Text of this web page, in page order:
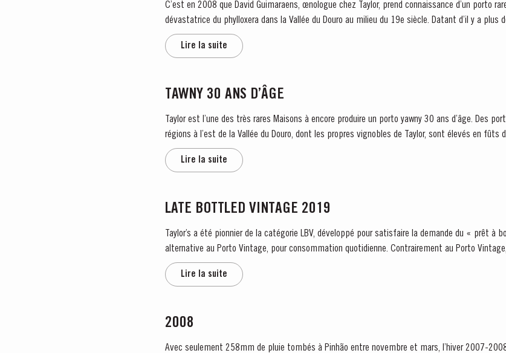
C’est en 2008 que David Guimaraens, œnologue chez Taylor, prend connaissance d’un porto
dévastatrice du phylloxera dans la Vallée du Douro au milieu du 19e siècle. Datant d’il y a plus
appartenait...
Lire la suite
TAWNY 30 ANS D’ÂGE
Taylor est l’une des très rares Maisons à encore produire un porto yawny 30 ans d’âge. Des
régions à l’est de la Vallée du Douro, dont les propres vignobles de Taylor, sont élevés en fûts
Lire la suite
LATE BOTTLED VINTAGE 2019
Taylor’s a été pionnier de la catégorie LBV, développé pour satisfaire la demande du « prêt à
alternative au Porto Vintage, pour consommation quotidienne. Contrairement au Porto
ans sous...
Lire la suite
2008
Avec seulement 258mm de pluie tombés à Pinhão entre novembre et mars, l’hiver 2007-